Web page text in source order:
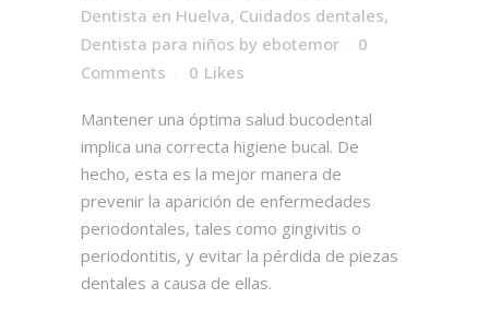
Dentista en Huelva, Cuidados dentales,
Dentista para niños by ebotemor
0
Comments
0 Likes
Mantener una óptima salud bucodental
implica una correcta higiene bucal. De
hecho, esta es la mejor manera de
prevenir la aparición de enfermedades
periodontales, tales como gingivitis o
periodontitis, y evitar la pérdida de piezas
dentales a causa de ellas.